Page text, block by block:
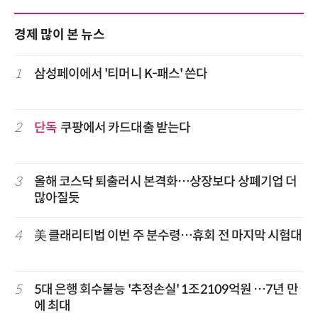
경제 많이 본 뉴스
1 삼성페이에서 '티머니 K-패스' 쓴다
2 단독 쿠팡에서 카드대출 받는다
3
올해 코스닥 퇴출러시 본격화…상장보다 상폐기업 더
많아질듯
4 美 클래리티법 이번 주 분수령…휴회 전 마지막 시험대
5
5대 은행 회수불능 '추정손실' 1조2109억원 …7년 만
에 최대